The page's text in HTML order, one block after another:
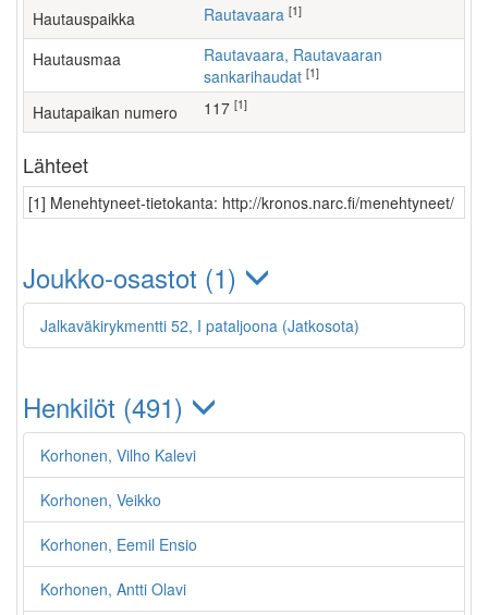
Hautauspaikka Rautavaara [1]
Hautausmaa
Rautavaara, Rautavaaran
sankarihaudat [1]
Hautapaikan numero 117 [1]
Lähteet
[1] Menehtyneet-tietokanta: http://kronos.narc.fi/menehtyneet/
Joukko-osastot (1)
Jalkaväkirykmentti 52, I pataljoona (Jatkosota)
Henkilöt (491)
Korhonen, Vilho Kalevi
Korhonen, Veikko
Korhonen, Eemil Ensio
Korhonen, Antti Olavi